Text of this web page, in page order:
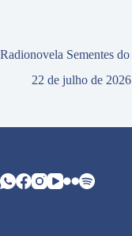
Radionovela Sementes
22 de julho de 2026